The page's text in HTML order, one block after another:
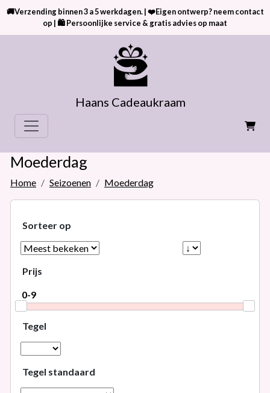
🚚Verzending binnen 3 a 5 werkdagen. | ❤️Eigen ontwerp? neem contact
op | 🛍 Persoonlijke service & gratis advies op maat
Haans Cadeaukraam
Moederdag
Home Seizoenen Moederdag
Sorteer op
Prijs
Tegel
Tegel standaard